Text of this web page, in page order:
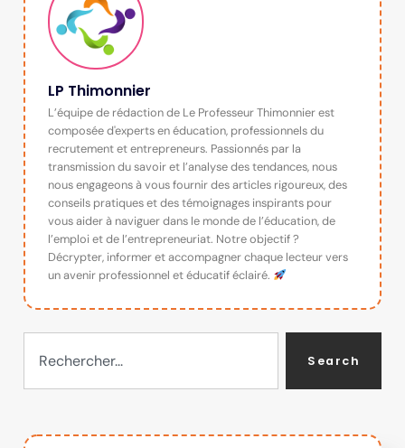
LP Thimonnier
L’équipe de rédaction de Le Professeur Thimonnier est
composée d'experts en éducation, professionnels du
recrutement et entrepreneurs. Passionnés par la
transmission du savoir et l’analyse des tendances, nous
nous engageons à vous fournir des articles rigoureux, des
conseils pratiques et des témoignages inspirants pour
vous aider à naviguer dans le monde de l’éducation, de
l’emploi et de l’entrepreneuriat. Notre objectif ?
Décrypter, informer et accompagner chaque lecteur vers
un avenir professionnel et éducatif éclairé.
Search